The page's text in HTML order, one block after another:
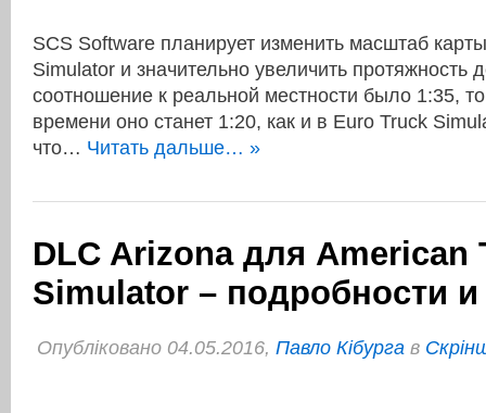
SCS Software планирует изменить масштаб
Simulator и значительно увеличить протяжность
соотношение к реальной местности было 1:35,
времени оно станет 1:20, как и в Euro Truck
что… Читать дальше… »
DLC Arizona для American
Simulator – подробности
Опубліковано 04.05.2016, Павло Кібурга в